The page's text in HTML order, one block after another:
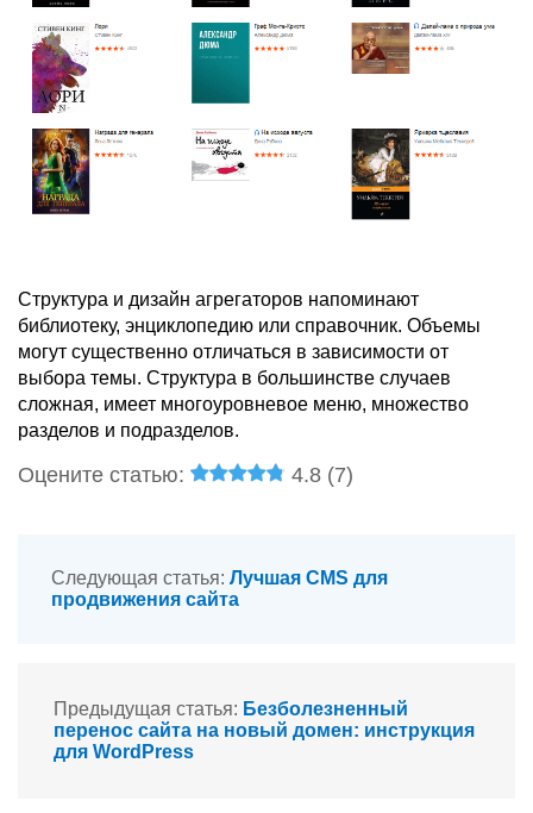
Структура и дизайн агрегаторов напоминают
библиотеку, энциклопедию или справочник. Объемы
могут существенно отличаться в зависимости от
выбора темы. Структура в большинстве случаев
сложная, имеет многоуровневое меню, множество
разделов и подразделов.
Оцените статью: 4.8 (7)
Следующая статья: Лучшая CMS для
продвижения сайта
Предыдущая статья: Безболезненный
перенос сайта на новый домен: инструкция
для WordPress